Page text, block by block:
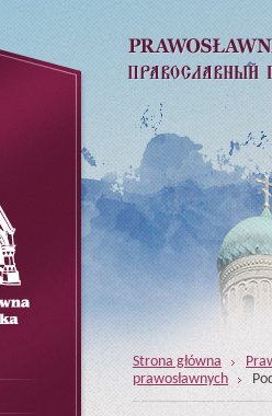
Strona główna
prawosławnych